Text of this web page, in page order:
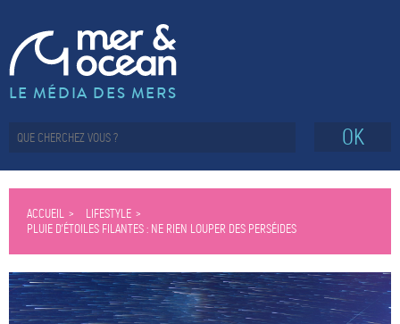
LE MÉDIA DES MERS
OK
ACCUEIL
LIFESTYLE
PLUIE D’ÉTOILES FILANTES : NE RIEN LOUPER DES PERSÉIDES